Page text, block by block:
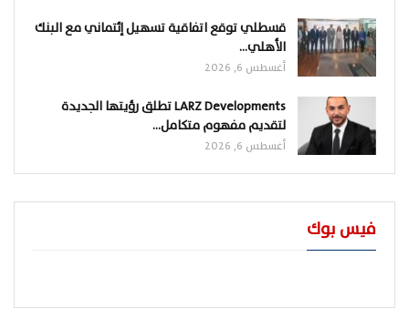
قسطلي توقع اتفاقية تسهيل إئتماني مع البنك
الأهلي…
أغسطس 6, 2026
LARZ Developments تطلق رؤيتها الجديدة
لتقديم مفهوم متكامل…
أغسطس 6, 2026
فيس بوك